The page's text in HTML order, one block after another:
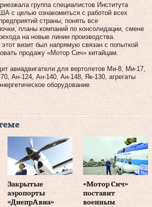
группа специалистов Института
с целью ознакомиться с работой всех
страны, понять все
планы компаний по консолидации, смене
на новые линии производства.
визит был напрямую связан с попыткой
продажу «Мотор Сич» китайцам.
авиадвигатели для вертолетов Ми-8, Ми-17,
Ан-124, Ан-140, Ан-148, Як-130, агрегаты
оборудование.
Закрытые
аэропорты
«ДнепрАвиа»
«Мотор Сич»
поставит
военным